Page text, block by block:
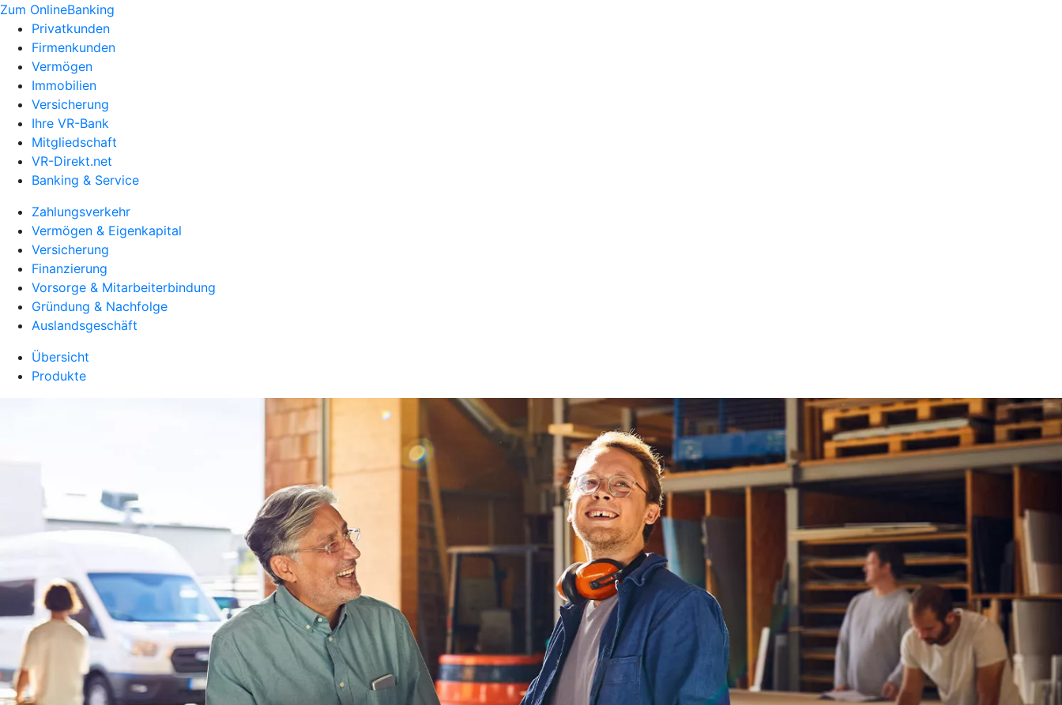
Zum OnlineBanking
Privatkunden
Firmenkunden
Vermögen
Immobilien
Versicherung
Ihre VR-Bank
Mitgliedschaft
VR-Direkt.net
Banking & Service
Zahlungsverkehr
Vermögen & Eigenkapital
Versicherung
Finanzierung
Vorsorge & Mitarbeiterbindung
Gründung & Nachfolge
Auslandsgeschäft
Übersicht
Produkte